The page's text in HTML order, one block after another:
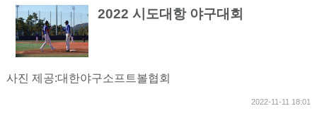
2022 시도대항 야구대회
사진 제공:대한야구소프트볼협회
2022-11-11 18:01